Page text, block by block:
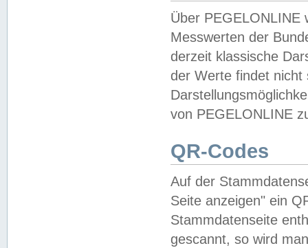
Über PEGELONLINE
Messwerten der
derzeit klassische
der Werte findet
von PEGELONLINE
QR-Codes
Auf der
Seite anzeigen" ein
Stammdatenseite
gescannt, so wird